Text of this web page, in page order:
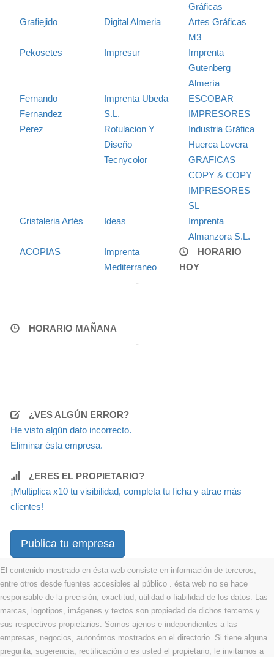
Gráficas
Grafiejido
Digital Almeria
Artes Gráficas
M3
Pekosetes
Impresur
Imprenta
Gutenberg
Almería
Fernando
Fernandez
Perez
Imprenta Ubeda
S.L.
ESCOBAR
IMPRESORES
Rotulacion Y
Diseño
Tecnycolor
Industria Gráfica
Huerca Lovera
GRAFICAS
COPY & COPY
IMPRESORES
SL
Cristaleria Artés
Ideas
Imprenta
Almanzora S.L.
ACOPIAS
Imprenta
Mediterraneo
HORARIO
HOY
-
HORARIO MAÑANA
-
¿VES ALGÚN ERROR?
He visto algún dato incorrecto.
Eliminar ésta empresa.
¿ERES EL PROPIETARIO?
¡Multiplica x10 tu visibilidad, completa tu ficha y atrae más
clientes!
Publica tu empresa
El contenido mostrado en ésta web consiste en información de terceros,
entre otros desde fuentes accesibles al público . ésta web no se hace
responsable de la precisión, exactitud, utilidad o fiabilidad de los datos. Las
marcas, logotipos, imágenes y textos son propiedad de dichos terceros y
sus respectivos propietarios. Somos ajenos e independientes a las
empresas, negocios, autonómos mostrados en el directorio. Si tiene alguna
pregunta, sugerencia, rectificación o es usted el propietario, le invitamos a